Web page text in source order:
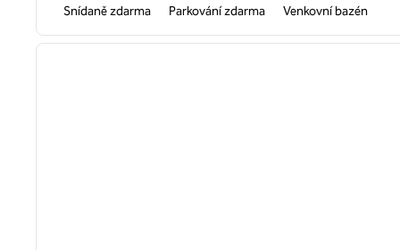
Snídaně zdarma Parkování zdarma Venkovní bazén
1 z 12